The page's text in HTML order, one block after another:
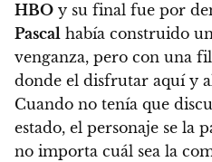
HBO y su final fue por
Pascal había construido
venganza, pero con una
donde el disfrutar aquí y
Cuando no tenía que
estado, el personaje se la
no importa cuál sea la